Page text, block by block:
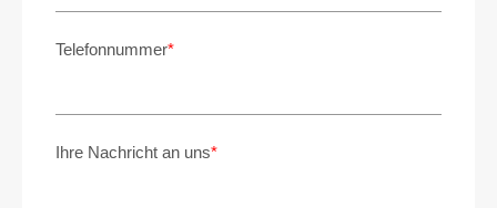
Telefonnummer*
Ihre Nachricht an uns*